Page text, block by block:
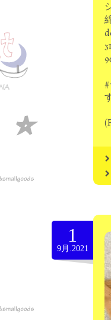
1
9月.2021